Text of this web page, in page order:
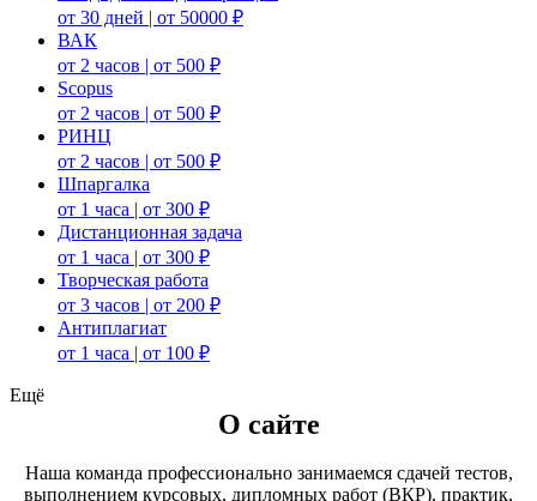
от 30 дней | от 50000 ₽
ВАК
от 2 часов | от 500 ₽
Scopus
от 2 часов | от 500 ₽
РИНЦ
от 2 часов | от 500 ₽
Шпаргалка
от 1 часа | от 300 ₽
Дистанционная задача
от 1 часа | от 300 ₽
Творческая работа
от 3 часов | от 200 ₽
Антиплагиат
от 1 часа | от 100 ₽
Ещё
О сайте
Наша команда профессионально занимаемся сдачей тестов,
выполнением курсовых, дипломных работ (ВКР), практик,